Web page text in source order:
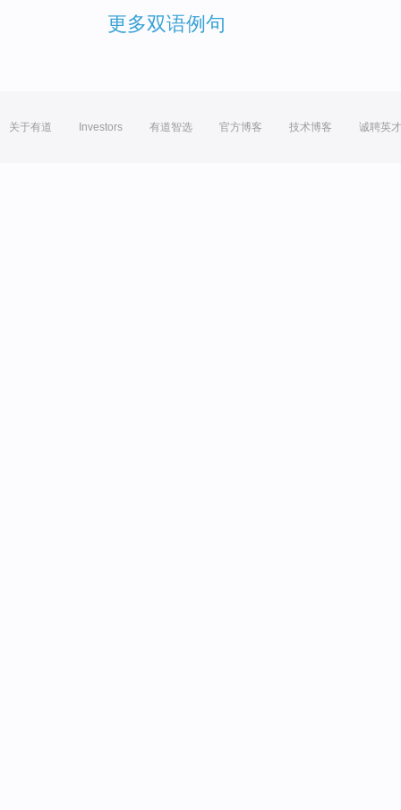
更多双语例句
关于有道 Investors 有道智选 官方博客 技术博客 诚聘英才